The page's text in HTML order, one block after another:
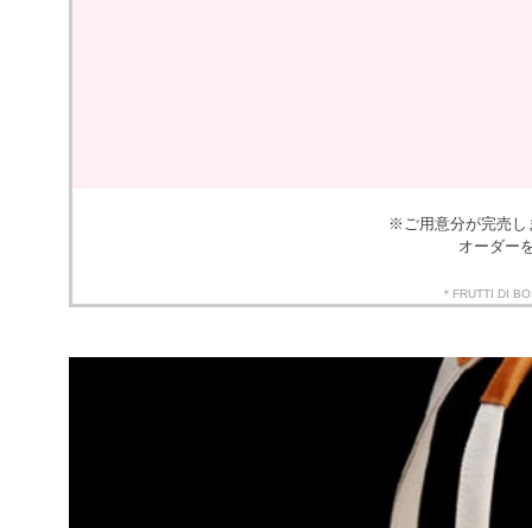
※ご用意分が完売し
オーダー
＊FRUTTI DI